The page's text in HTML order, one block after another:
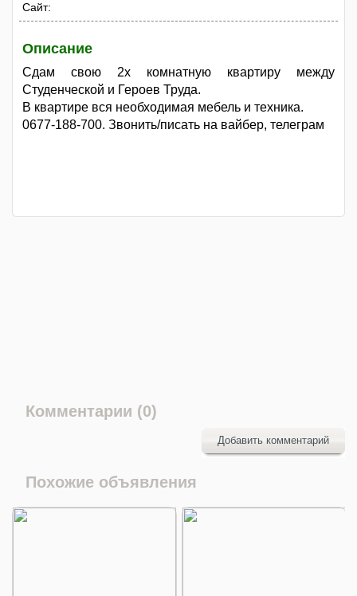
Сайт:
Описание
Сдам свою 2х комнатную квартиру между
Студенческой и Героев Труда.
В квартире вся необходимая мебель и техника.
0677-188-700. Звонить/писать на вайбер, телеграм
Комментарии (0)
Добавить комментарий
Похожие объявления